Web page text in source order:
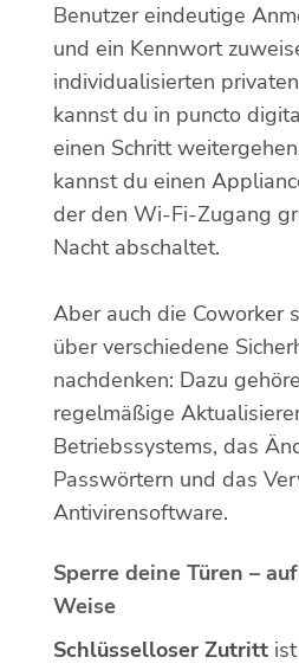
Benutzer eindeutige
und ein Kennwort
individualisierten
kannst du in puncto
einen Schritt
kannst du einen
der den Wi-Fi-Zugang
Nacht abschaltet.
Aber auch die Coworker
über verschiedene
nachdenken: Dazu
regelmäßige
Betriebssystems, das
Passwörtern und das
Antivirensoftware.
Sperre deine Türen –
Weise
Schlüsselloser Zutritt